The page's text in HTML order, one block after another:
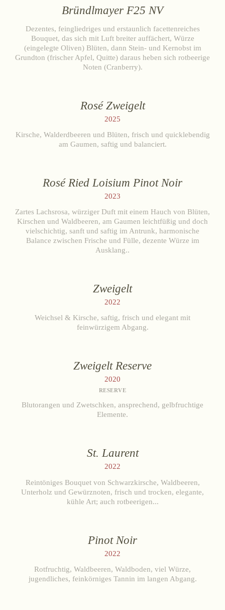
+43 2734 2172-0 weingut@bruendlmayer.at
Datenschutz
AGB Widerruf Impressum
Bründlmayer F25 NV
Dezentes, feingliedriges und erstaunlich facettenreiches
Bouquet, das sich mit Luft breiter auffächert, Würze
(eingelegte Oliven) Blüten, dann Stein- und Kernobst im
Grundton (frischer Apfel, Quitte) daraus heben sich rotbeerige
Noten (Cranberry).
Rosé Zweigelt
2025
Kirsche, Walderdbeeren und Blüten, frisch und quicklebendig
am Gaumen, saftig und balanciert.
Rosé Ried Loisium Pinot Noir
2023
Zartes Lachsrosa, würziger Duft mit einem Hauch von Blüten,
Kirschen und Waldbeeren, am Gaumen leichtfüßig und doch
vielschichtig, sanft und saftig im Antrunk, harmonische
Balance zwischen Frische und Fülle, dezente Würze im
Ausklang..
Zweigelt
2022
Weichsel & Kirsche, saftig, frisch und elegant mit
feinwürzigem Abgang.
Zweigelt Reserve
2020
RESERVE
Blutorangen und Zwetschken, ansprechend, gelbfruchtige
Elemente.
St. Laurent
2022
Reintöniges Bouquet von Schwarzkirsche, Waldbeeren,
Unterholz und Gewürznoten, frisch und trocken, elegante,
kühle Art; auch rotbeerigen...
Pinot Noir
2022
Rotfruchtig, Waldbeeren, Waldboden, viel Würze,
jugendliches, feinkörniges Tannin im langen Abgang.